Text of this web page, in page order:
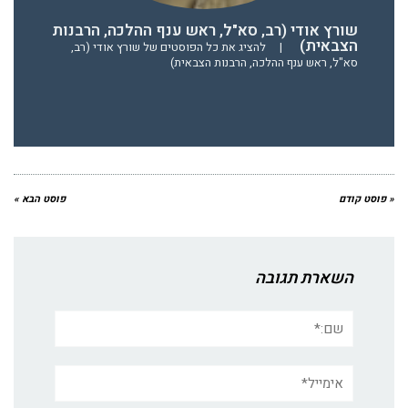
שורץ אודי (רב, סא"ל, ראש ענף ההלכה, הרבנות
הצבאית) |
להציג את כל הפוסטים של שורץ אודי (רב,
סא"ל, ראש ענף ההלכה, הרבנות הצבאית)
« פוסט קודם פוסט הבא »
השארת תגובה